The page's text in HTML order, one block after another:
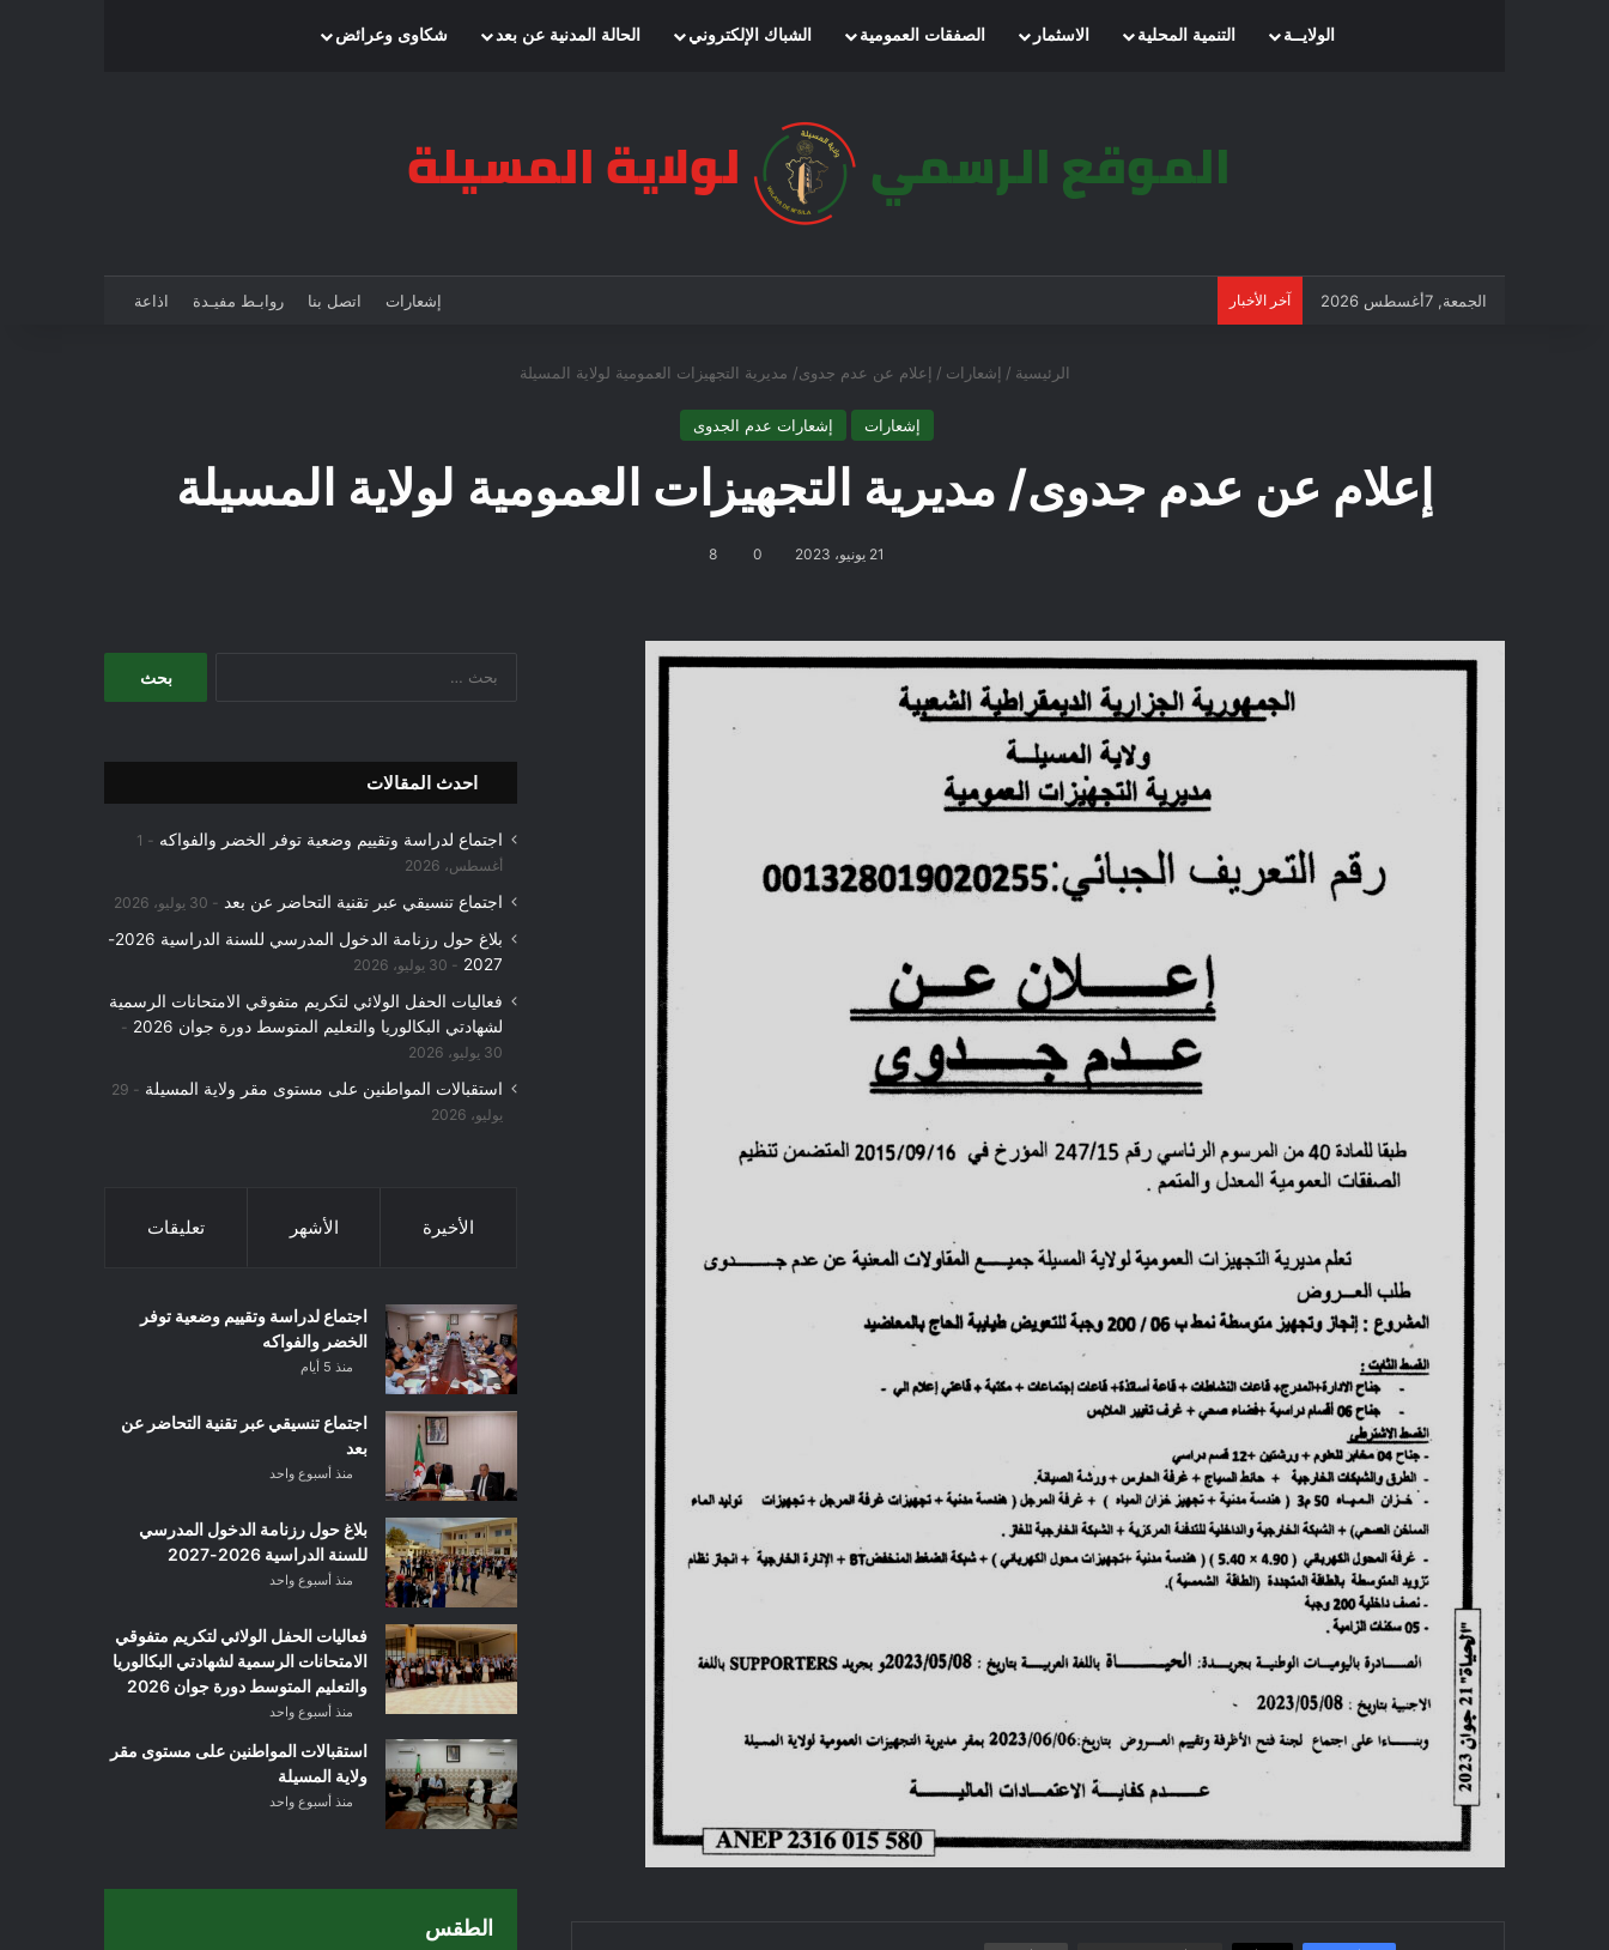
الرئيسيةالولايــة التنمية المحلية الاسثمار الصفقات العمومية الشباك الإلكتروني الحالة المدنية عن بعد شكاوى وعرائض
الجمعة, 7أغسطس 2026 آخر الأخبار إشعارات اتصل بنا روابـط مفيـدة اذاعة
الرئيسية / إشعارات / إعلام عن عدم جدوى/ مديرية التجهيزات العمومية لولاية المسيلة
إشعارات إشعارات عدم الجدوى
إعلام عن عدم جدوى/ مديرية التجهيزات العمومية لولاية المسيلة
21 يونيو، 2023 0
8
احدث المقالات
اجتماع لدراسة وتقييم وضعية توفر الخضر والفواكه
1
أغسطس، 2026
اجتماع تنسيقي عبر تقنية التحاضر عن بعد 30 يوليو، 2026
بلاغ حول رزنامة الدخول المدرسي للسنة الدراسية 2026-
2027
30 يوليو، 2026
فعاليات الحفل الولائي لتكريم متفوقي الامتحانات الرسمية
لشهادتي البكالوريا والتعليم المتوسط دورة جوان 2026
30 يوليو، 2026
استقبالات المواطنين على مستوى مقر ولاية المسيلة
29
يوليو، 2026
الأخيرة الأشهر تعليقات
اجتماع لدراسة وتقييم وضعية توفر
الخضر والفواكه
منذ 5 أيام
اجتماع تنسيقي عبر تقنية التحاضر عن
بعد
منذ أسبوع واحد
بلاغ حول رزنامة الدخول المدرسي
للسنة الدراسية 2026-2027
منذ أسبوع واحد
فعاليات الحفل الولائي لتكريم متفوقي
الامتحانات الرسمية لشهادتي البكالوريا
والتعليم المتوسط دورة جوان 2026
منذ أسبوع واحد
استقبالات المواطنين على مستوى مقر
ولاية المسيلة
منذ أسبوع واحد
الطقس